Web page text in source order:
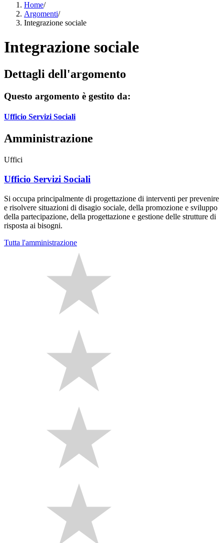
Home/
Argomenti/
Integrazione sociale
Integrazione sociale
Dettagli dell'argomento
Questo argomento è gestito da:
Ufficio Servizi Sociali
Amministrazione
Uffici
Ufficio Servizi Sociali
Si occupa principalmente di progettazione di interventi per prevenire
e risolvere situazioni di disagio sociale, della promozione e sviluppo
della partecipazione, della progettazione e gestione delle strutture di
risposta ai bisogni.
Tutta l'amministrazione